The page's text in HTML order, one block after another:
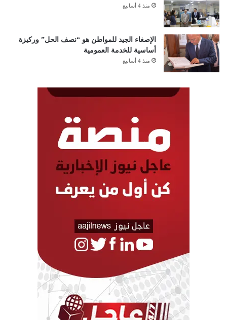
منذ 4 أسابيع
الإصغاء الجيد للمواطن هو “نصف الحل” وركيزة
أساسية للخدمة العمومية
منذ 4 أسابيع